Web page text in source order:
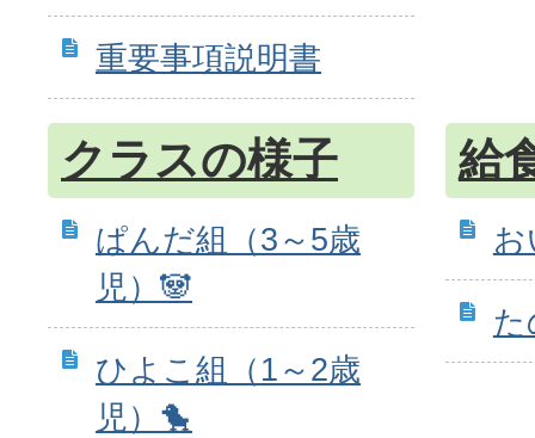
重要事項説明書
クラスの様子
ぱんだ組（3～5歳
児）🐼
ひよこ組（1～2歳
児）🐤
給
た